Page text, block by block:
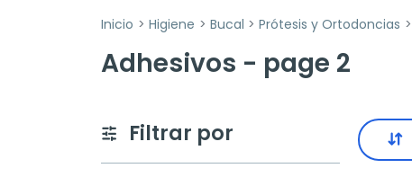
Inicio Higiene Bucal Prótesis y Ortodoncias
Adhesivos - page 2
Filtrar por